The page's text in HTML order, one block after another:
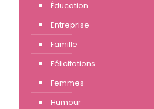
Éducation
Entreprise
Famille
Félicitations
Femmes
Humour